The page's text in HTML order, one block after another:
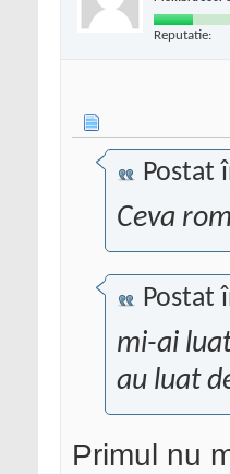
Reputatie:
Postat
Ceva
Postat
mi-ai
au luat
Primul nu